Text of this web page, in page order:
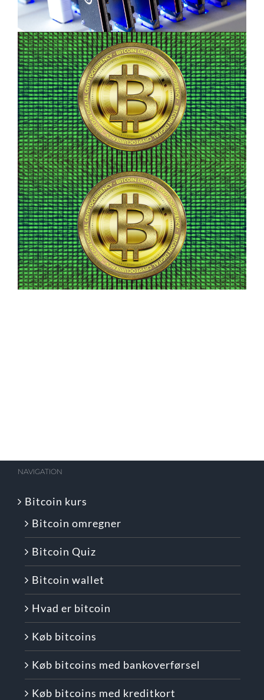
NAVIGATION
Bitcoin kurs
Bitcoin omregner
Bitcoin Quiz
Bitcoin wallet
Hvad er bitcoin
Køb bitcoins
Køb bitcoins med bankoverførsel
Køb bitcoins med kreditkort